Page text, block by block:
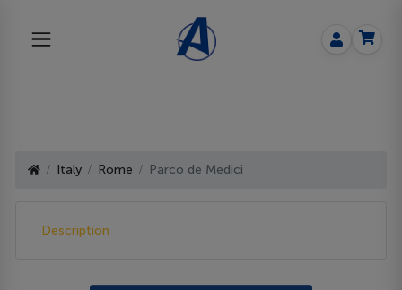
Italy Rome Parco de Medici
Description